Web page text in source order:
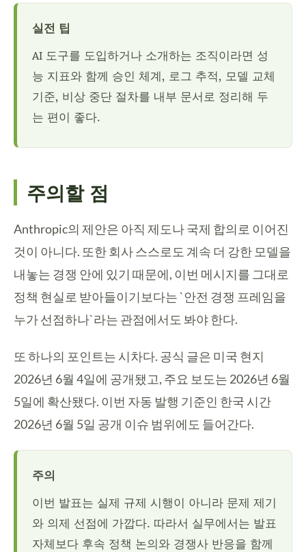
실전 팁
AI 도구를 도입하거나 소개하는 조직이라면 성
능 지표와 함께 승인 체계, 로그 추적, 모델 교체
기준, 비상 중단 절차를 내부 문서로 정리해 두
는 편이 좋다.
주의할 점
Anthropic의 제안은 아직 제도나 국제 합의로 이어진
것이 아니다. 또한 회사 스스로도 계속 더 강한 모델을
내놓는 경쟁 안에 있기 때문에, 이번 메시지를 그대로
정책 현실로 받아들이기보다는 `안전 경쟁 프레임을
누가 선점하나`라는 관점에서도 봐야 한다.
또 하나의 포인트는 시차다. 공식 글은 미국 현지
2026년 6월 4일에 공개됐고, 주요 보도는 2026년 6월
5일에 확산됐다. 이번 자동 발행 기준인 한국 시간
2026년 6월 5일 공개 이슈 범위에도 들어간다.
주의
이번 발표는 실제 규제 시행이 아니라 문제 제기
와 의제 선점에 가깝다. 따라서 실무에서는 발표
자체보다 후속 정책 논의와 경쟁사 반응을 함께